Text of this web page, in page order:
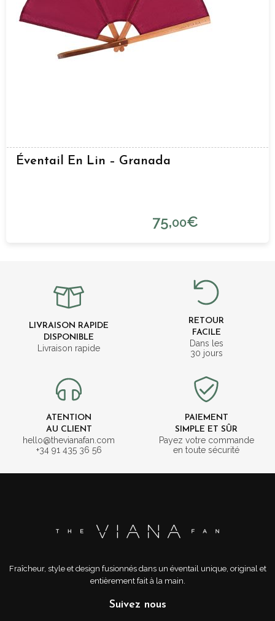
Éventail En Lin – Granada
75,00€
LIVRAISON RAPIDE
DISPONIBLE
Livraison rapide
RETOUR
FACILE
Dans les
30 jours
ATENTION
AU CLIENT
hello@thevianafan.com
+34 91 435 36 56
PAIEMENT
SIMPLE ET SÛR
Payez votre commande
en toute sécurité
Fraîcheur, style et design fusionnés dans un éventail unique, original et
entièrement fait à la main.
Suivez nous